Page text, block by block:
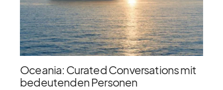
Oceania: Curated Conversations mit
bedeutenden Personen